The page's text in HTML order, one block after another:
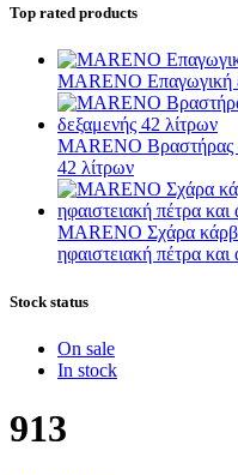
Top rated products
MARENO Επαγωγική
MARENO Βραστήρας
42 λίτρων
MARENO Σχάρα
ηφαιστειακή πέτρα
Stock status
On sale
In stock
913